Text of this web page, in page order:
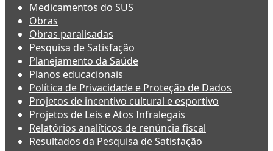
Medicamentos do SUS
Obras
Obras paralisadas
Pesquisa de Satisfação
Planejamento da Saúde
Planos educacionais
Política de Privacidade e Proteção de Dados
Projetos de incentivo cultural e esportivo
Projetos de Leis e Atos Infralegais
Relatórios analíticos de renúncia fiscal
Resultados da Pesquisa de Satisfação